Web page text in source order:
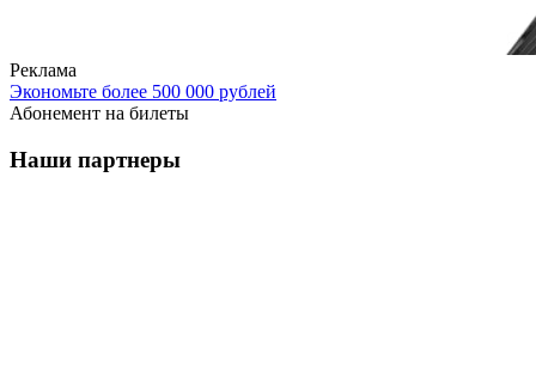
Реклама
Экономьте более 500 000 рублей
Абонемент на билеты
Наши партнеры